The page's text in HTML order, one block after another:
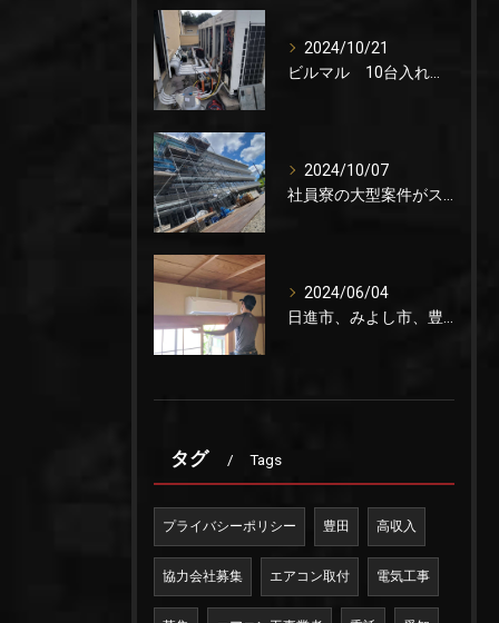
2024/10/21
ビルマル 10台入れ替え
2024/10/07
社員寮の大型案件がスタートしました。
2024/06/04
日進市、みよし市、豊田市でエアコン取り付けの協力会社を募集をしています。これからが稼げる時期です。
タグ Tags
プライバシーポリシー 豊田 高収入
協力会社募集 エアコン取付 電気工事